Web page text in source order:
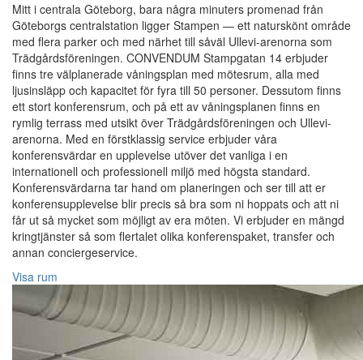
Mitt i centrala Göteborg, bara några minuters promenad från
Göteborgs centralstation ligger Stampen — ett naturskönt område
med flera parker och med närhet till såväl Ullevi-arenorna som
Trädgårdsföreningen. CONVENDUM Stampgatan 14 erbjuder
finns tre välplanerade våningsplan med mötesrum, alla med
ljusinsläpp och kapacitet för fyra till 50 personer. Dessutom finns
ett stort konferensrum, och på ett av våningsplanen finns en
rymlig terrass med utsikt över Trädgårdsföreningen och Ullevi-
arenorna. Med en förstklassig service erbjuder våra
konferensvärdar en upplevelse utöver det vanliga i en
internationell och professionell miljö med högsta standard.
Konferensvärdarna tar hand om planeringen och ser till att er
konferensupplevelse blir precis så bra som ni hoppats och att ni
får ut så mycket som möjligt av era möten. Vi erbjuder en mängd
kringtjänster så som flertalet olika konferenspaket, transfer och
annan conciergeservice.
Visa rum